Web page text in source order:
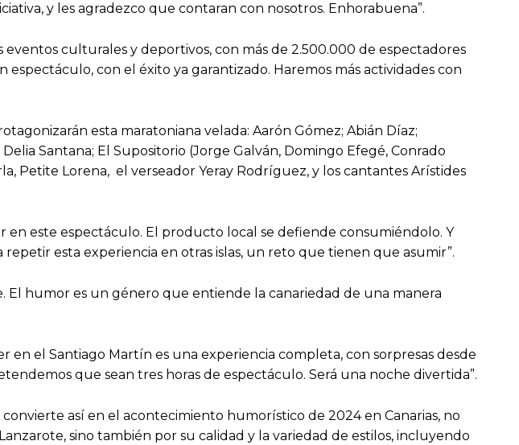
y les agradezco que contaran con nosotros. Enhorabuena”.
culturales y deportivos, con más de 2.500.000 de espectadores
espectáculo, con el éxito ya garantizado. Haremos más actividades con
esta maratoniana velada: Aarón Gómez; Abián Díaz;
Santana; El Supositorio (Jorge Galván, Domingo Efegé, Conrado
Petite Lorena, el verseador Yeray Rodríguez, y los cantantes Arístides
en este espectáculo. El producto local se defiende consumiéndolo. Y
esta experiencia en otras islas, un reto que tienen que asumir”.
El humor es un género que entiende la canariedad de una manera
el Santiago Martín es una experiencia completa, con sorpresas desde
que sean tres horas de espectáculo. Será una noche divertida”.
convierte así en el acontecimiento humorístico de 2024 en Canarias, no
sino también por su calidad y la variedad de estilos, incluyendo